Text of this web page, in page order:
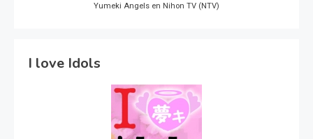
Yumeki Angels en Nihon TV (NTV)
I love Idols